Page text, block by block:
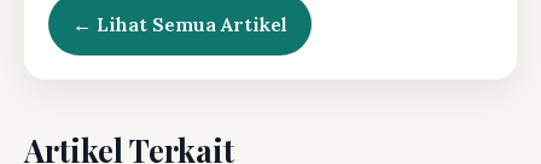
← Lihat Semua Artikel
Artikel Terkait